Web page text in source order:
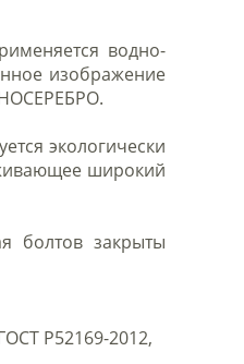
водно-
изображение
экологически
широкий
болтов закрыты
Р52169-2012,